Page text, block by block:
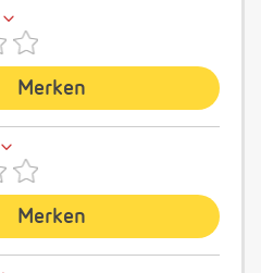
Merken
Merken